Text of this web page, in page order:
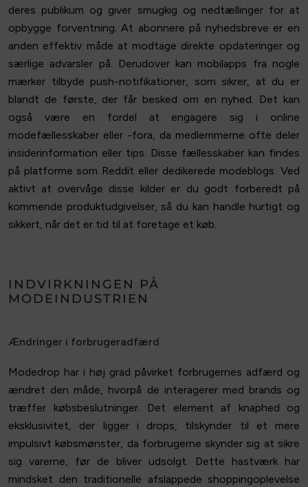
deres publikum og giver smugkig og nedtællinger for at
opbygge forventning. At abonnere på nyhedsbreve er en
anden effektiv måde at modtage direkte opdateringer og
særlige advarsler på. Derudover kan mobilapps fra nogle
mærker tilbyde push-notifikationer, som sikrer, at du er
blandt de første, der får besked om en nyhed. Det kan
også være en fordel at engagere sig i online
modefællesskaber eller -fora, da medlemmerne ofte deler
insiderinformation eller tips. Disse fællesskaber kan findes
på platforme som Reddit eller dedikerede modeblogs. Ved
aktivt at overvåge disse kilder er du godt forberedt på
kommende produktudgivelser, så du kan handle hurtigt og
sikkert, når det er tid til at foretage et køb.
INDVIRKNINGEN PÅ
MODEINDUSTRIEN
Ændringer i forbrugeradfærd
Modedrop har i høj grad påvirket forbrugernes adfærd og
ændret den måde, hvorpå de interagerer med brands og
træffer købsbeslutninger. Det element af knaphed og
eksklusivitet, der ligger i drops, tilskynder til et mere
impulsivt købsmønster, da forbrugerne skynder sig at sikre
sig varerne, før de bliver udsolgt. Dette hastværk har
mindsket den traditionelle afslappede shoppingoplevelse